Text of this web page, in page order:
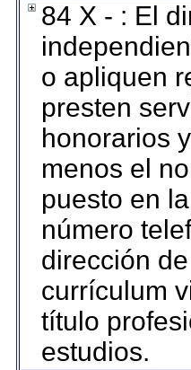
84 X - : El
o apliquen
presten
honorarios
menos el
puesto en
número
dirección
currículum
título
estudios.